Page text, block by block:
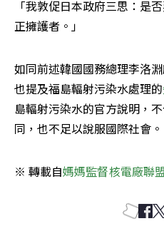
「我敦促日本政府三思：是
正擁護者。」
如同前述韓國國務總理李洛
也提及福島輻射污染水處理的
島輻射污染水的官方說明，
同，也不足以說服國際社會。
※ 轉載自媽媽監督核電廠聯